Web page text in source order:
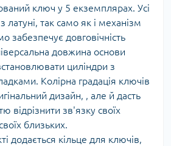
ключ у 5 екземплярах. Усі
латуні, так само як і механізм
забезпечує довговічність
довжина основи
циліндри з
Колірна градація ключів
дизайн, , але й дасть
відрізнити зв'язку своїх
близьких.
додається кільце для ключів,